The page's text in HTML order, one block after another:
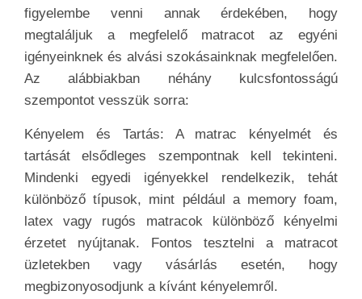
figyelembe venni annak érdekében, hogy
megtaláljuk a megfelelő matracot az egyéni
igényeinknek és alvási szokásainknak megfelelően.
Az alábbiakban néhány kulcsfontosságú
szempontot vesszük sorra:
Kényelem és Tartás: A matrac kényelmét és
tartását elsődleges szempontnak kell tekinteni.
Mindenki egyedi igényekkel rendelkezik, tehát
különböző típusok, mint például a memory foam,
latex vagy rugós matracok különböző kényelmi
érzetet nyújtanak. Fontos tesztelni a matracot
üzletekben vagy vásárlás esetén, hogy
megbizonyosodjunk a kívánt kényelemről.